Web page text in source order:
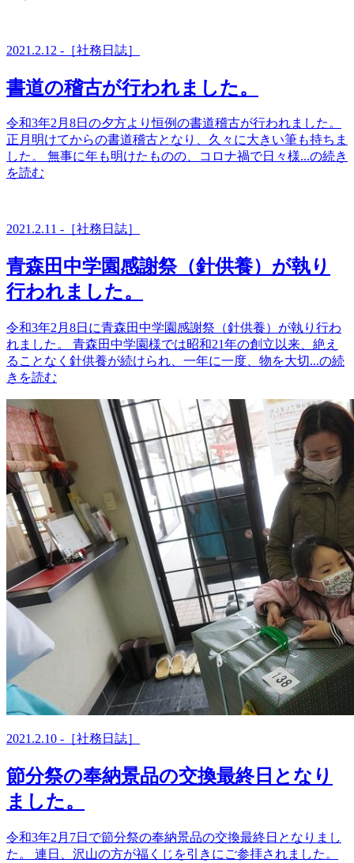
2021.2.12 -［社務日誌］
書道の稽古が行われました。
令和3年2月8日の夕方より恒例の書道稽古が行われました。
正月明けてからの書道稽古となり、久々に大きい筆も持ちま
した。 無事に年も明けたものの、コロナ禍で日々様...の続き
を読む
2021.2.11 -［社務日誌］
青森田中学園感謝祭（針供養）が執り
行われました。
令和3年2月8日に青森田中学園感謝祭（針供養）が執り行わ
れました。 青森田中学園様では昭和21年の創立以来、絶え
ることなく針供養が続けられ、一年に一度、物を大切...の続
きを読む
2021.2.10 -［社務日誌］
節分祭の奉納景品の交換最終日となり
ました。
令和3年2月7日で節分祭の奉納景品の交換最終日となりまし
た。 連日、沢山の方が福くじを引きにご参拝されました。